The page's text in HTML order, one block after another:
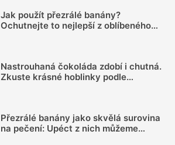
Jak použít přezrálé banány?
Ochutnejte to nejlepší z oblíbeného
Nastrouhaná čokoláda zdobí i chutná.
Zkuste krásné hoblinky podle
Přezrálé banány jako skvělá surovina
na pečení: Upéct z nich můžeme